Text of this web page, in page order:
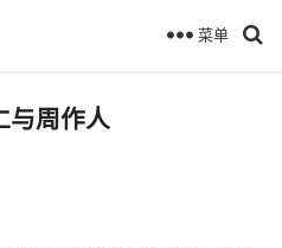
菜单
与周作人